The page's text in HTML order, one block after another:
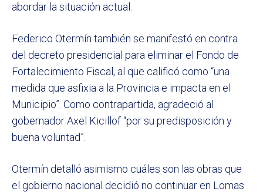
abordar la situación actual.
Federico Otermín también se manifestó en contra
del decreto presidencial para eliminar el Fondo de
Fortalecimiento Fiscal, al que calificó como “una
medida que asfixia a la Provincia e impacta en el
Municipio”. Como contrapartida, agradeció al
gobernador Axel Kicillof “por su predisposición y
buena voluntad”.
Otermín detalló asimismo cuáles son las obras que
el gobierno nacional decidió no continuar en Lomas